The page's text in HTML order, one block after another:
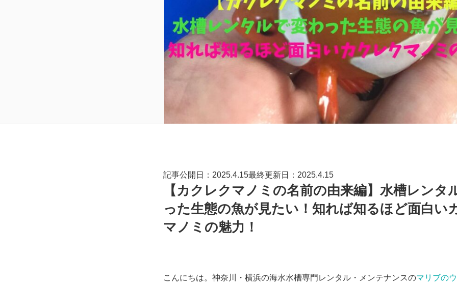
記事公開日：2025.4.15最終更新日：2025.4.15
【カクレクマノミの名前の由来編】水槽レンタ
った生態の魚が見たい！知れば知るほど面白い
マノミの魅力！
こんにちは。神奈川・横浜の海水水槽専門レンタル・メンテナンスのマリブの